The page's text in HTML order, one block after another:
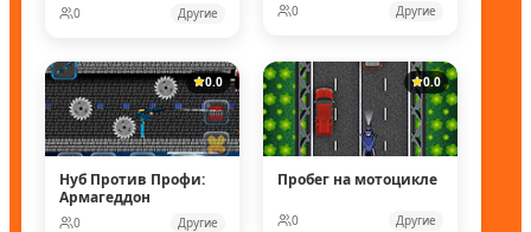
0 Другие 0 Другие
0.0
Нуб Против Профи:
Армагеддон
0 Другие
0.0
Пробег на мотоцикле
0 Другие